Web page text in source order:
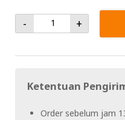
- +
Ketentuan
Order sebelum jam